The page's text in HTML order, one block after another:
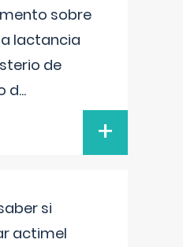
sobre
lactancia
de
d...
+
si
actimel